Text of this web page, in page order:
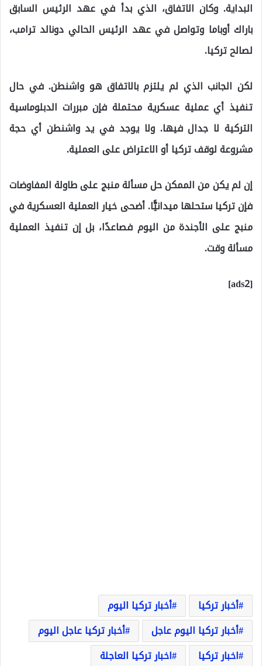
البداية. وكان الاتفاق، الذي بدأ في عهد الرئيس السابق
باراك أوباما وتواصل في عهد الرئيس الحالي دونالد ترامب،
لصالح تركيا.
لكن الجانب الذي لم يلتزم بالاتفاق هو واشنطن. في حال
تنفيذ أي عملية عسكرية محتملة فإن مبررات الدبلوماسية
التركية لا جدال فيها. ولا يوجد في يد واشنطن أي حجة
مشروعة لوقف تركيا أو الاعتراض على العملية.
إن لم يكن من الممكن حل مسألة منبج على طاولة المفاوضات
فإن تركيا ستحلها ميدانيًّا. أضحى خيار العملية العسكرية في
منبج على الأجندة من اليوم فصاعدًا، بل إن تنفيذ العملية
مسألة وقت.
[ads2]
أخبار تركيا
أخبار تركيا اليوم
أخبار تركيا اليوم عاجل
أخبار تركيا عاجل اليوم
اخبار تركيا
اخبار تركيا العاجلة